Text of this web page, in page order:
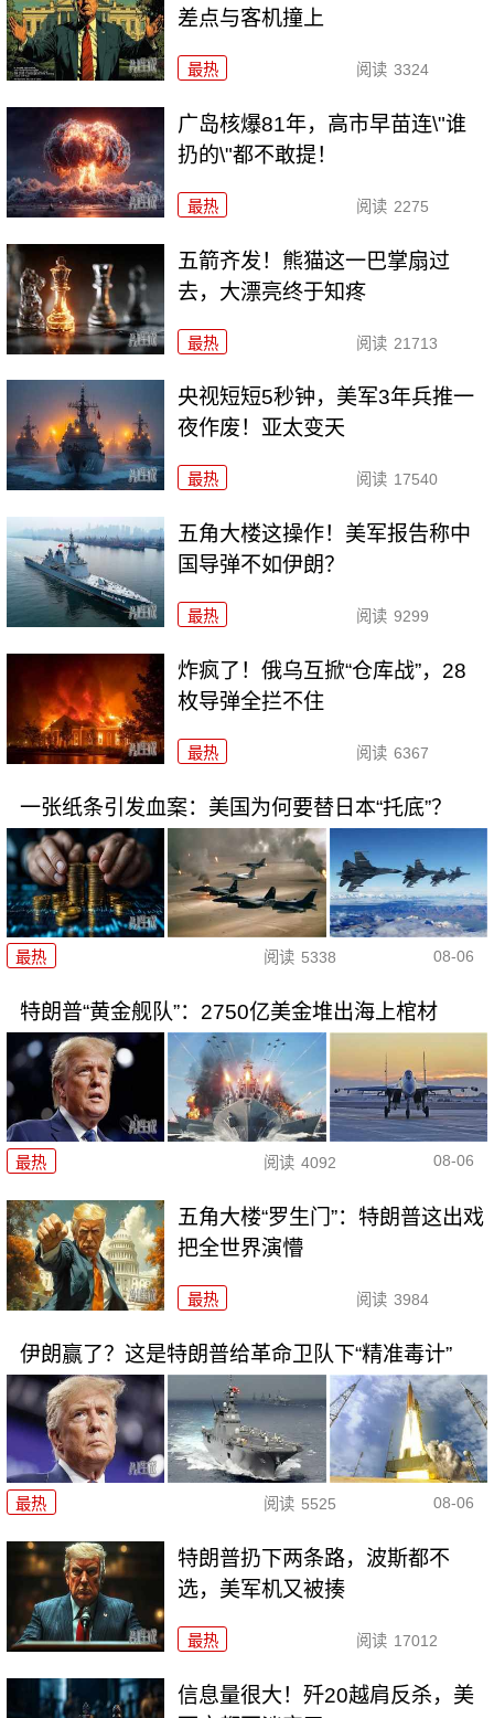
差点与客机撞上
最热 阅读 3324
广岛核爆81年，高市早苗连\"谁
扔的\"都不敢提！
最热 阅读 2275
五箭齐发！熊猫这一巴掌扇过
去，大漂亮终于知疼
最热 阅读 21713
央视短短5秒钟，美军3年兵推一
夜作废！亚太变天
最热 阅读 17540
五角大楼这操作！美军报告称中
国导弹不如伊朗？
最热 阅读 9299
炸疯了！俄乌互掀“仓库战”，28
枚导弹全拦不住
最热 阅读 6367
一张纸条引发血案：美国为何要替日本“托底”？
最热 阅读 5338 08-06
特朗普“黄金舰队”：2750亿美金堆出海上棺材
最热 阅读 4092 08-06
五角大楼“罗生门”：特朗普这出戏
把全世界演懵
最热 阅读 3984
伊朗赢了？这是特朗普给革命卫队下“精准毒计”
最热 阅读 5525 08-06
特朗普扔下两条路，波斯都不
选，美军机又被揍
最热 阅读 17012
信息量很大！歼20越肩反杀，美